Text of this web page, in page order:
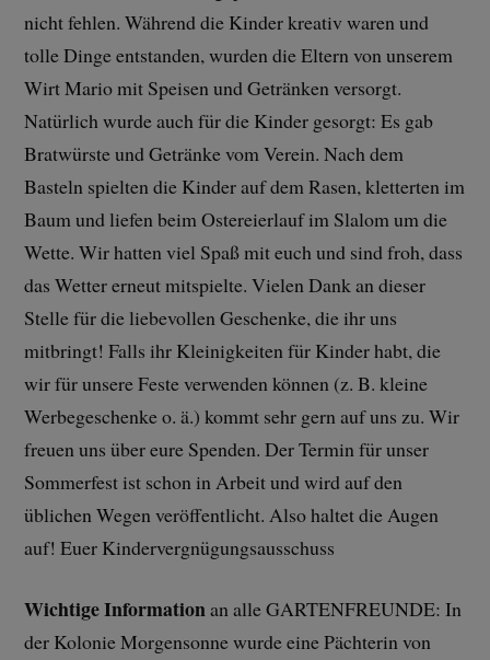
nicht fehlen. Während die Kinder kreativ waren und
tolle Dinge entstanden, wurden die Eltern von unserem
Wirt Mario mit Speisen und Getränken versorgt.
Natürlich wurde auch für die Kinder gesorgt: Es gab
Bratwürste und Getränke vom Verein. Nach dem
Basteln spielten die Kinder auf dem Rasen, kletterten im
Baum und liefen beim Ostereierlauf im Slalom um die
Wette. Wir hatten viel Spaß mit euch und sind froh, dass
das Wetter erneut mitspielte. Vielen Dank an dieser
Stelle für die liebevollen Geschenke, die ihr uns
mitbringt! Falls ihr Kleinigkeiten für Kinder habt, die
wir für unsere Feste verwenden können (z. B. kleine
Werbegeschenke o. ä.) kommt sehr gern auf uns zu. Wir
freuen uns über eure Spenden. Der Termin für unser
Sommerfest ist schon in Arbeit und wird auf den
üblichen Wegen veröffentlicht. Also haltet die Augen
auf! Euer Kindervergnügungsausschuss
Wichtige Informationan alle GARTENFREUNDE: In
der Kolonie Morgensonne wurde eine Pächterin von